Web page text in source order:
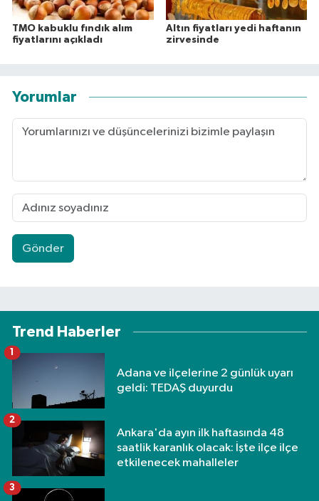
TMO kabuklu fındık alım
fiyatlarını açıkladı
Altın fiyatları yedi haftanın
zirvesinde
Yorumlar
Gönder
Trend Haberler
Adana ve ilçelerine 2 günlük uyarı
geldi: TEDAŞ duyurdu
1
Ankara'da ayın ilk haftasında 48
saatlik karanlık olacak: İşte ilçe ilçe
etkilenecek mahalleler
2
3